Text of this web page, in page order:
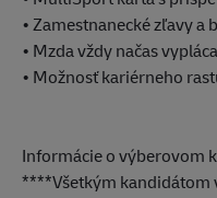
• Zamestnanecké zľavy a
• Mzda vždy načas
• Možnosť kariérneho
Informácie o výberovom
****Všetkým kandidátom